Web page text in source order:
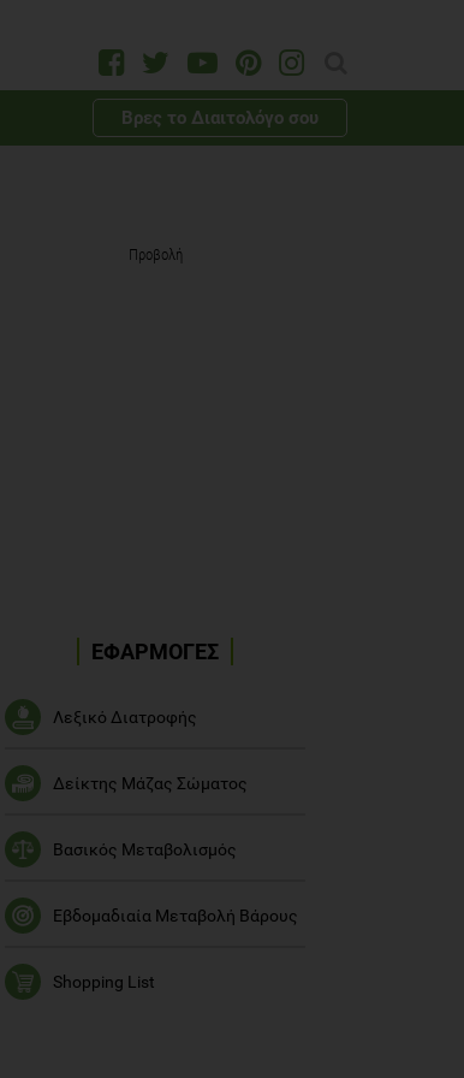
Βρες το Διαιτολόγο σου
Προβολή
ΕΦΑΡΜΟΓΕΣ
Λεξικό Διατροφής
Δείκτης Μάζας Σώματος
Βασικός Μεταβολισμός
Εβδομαδιαία Μεταβολή Βάρους
Shopping List